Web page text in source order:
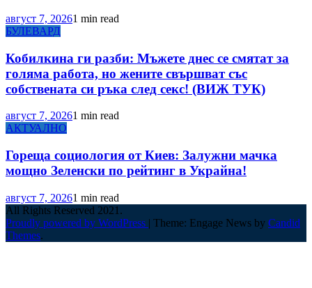
август 7, 20261 min read
БУЛЕВАРД
Кобилкина ги разби: Мъжете днес се смятат за
голяма работа, но жените свършват със
собствената си ръка след секс! (ВИЖ ТУК)
август 7, 20261 min read
АКТУАЛНО
Гореща социология от Киев: Залужни мачка
мощно Зеленски по рейтинг в Украйна!
август 7, 20261 min read
All Rights Reserved 2021.
Proudly powered by WordPress | Theme: Engage News by Candid
Themes.